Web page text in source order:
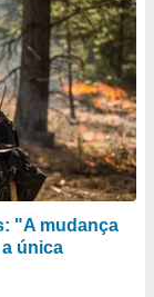
"A mudança
única